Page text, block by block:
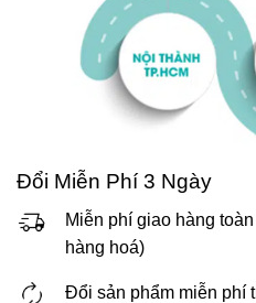
Đổi Miễn Phí 3 Ngày
Miễn phí giao hàng
hàng hoá)
Đổi sản phẩm miễn phí